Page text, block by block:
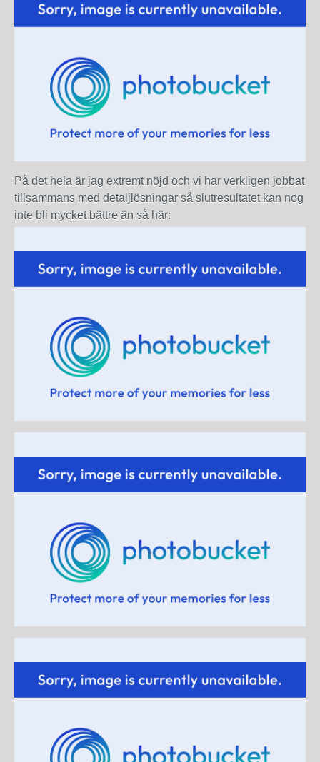
På det hela är jag extremt nöjd och vi har verkligen jobbat
tillsammans med detaljlösningar så slutresultatet kan nog
inte bli mycket bättre än så här: